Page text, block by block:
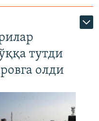
тутди
олди